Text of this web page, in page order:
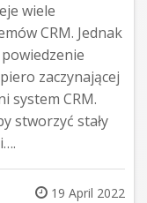
wiele
CRM. Jednak
zaczynającej
system CRM.
stworzyć stały
Posted
19 April 2022